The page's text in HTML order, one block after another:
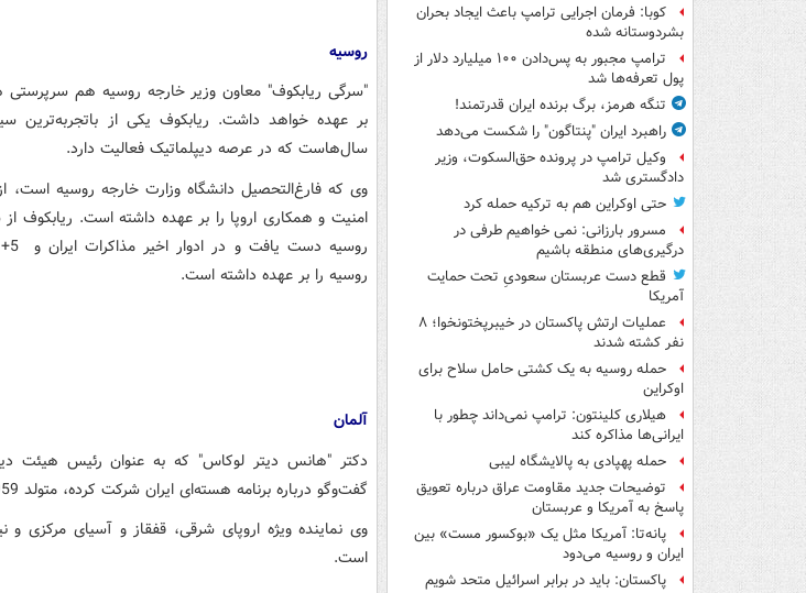
کوبا: فرمان اجرایی ترامپ باعث ایجاد بحران
بشردوستانه شده
ترامپ مجبور به پس‌دادن ۱۰۰ میلیارد دلار از
پول تعرفه‌ها شد
تنگه هرمز، برگ برنده ایران قدرتمند!
راهبرد ایران "پنتاگون" را شکست می‌دهد
وکیل ترامپ در پرونده حق‌السکوت، وزیر
دادگستری شد
حتی اوکراین هم به ترکیه حمله کرد
مسرور بارزانی: نمی خواهیم طرفی در
درگیری‌های منطقه باشیم
قطع دست عربستان سعودیِ تحت حمایت
آمریکا
عملیات ارتش پاکستان در خیبرپختونخوا؛ ۸
نفر کشته شدند
حمله روسیه به یک کشتی حامل سلاح برای
اوکراین
هیلاری کلینتون: ترامپ نمی‌داند چطور با
ایرانی‌ها مذاکره کند
حمله پهپادی به پالایشگاه لیبی
توضیحات جدید مقاومت عراق درباره تعویق
پاسخ به آمریکا و عربستان
پانه‌تا: آمریکا مثل یک «بوکسور مست» بین
ایران و روسیه می‌دود
پاکستان: باید در برابر اسرائیل متحد شویم
روسیه
"سرگی ریابکوف" معاون وزیر خارجه روسیه هم
بر عهده خواهد داشت. ریابکوف یکی از باتجربه‌ترین
سال‌هاست که در عرصه دیپلماتیک فعالیت دارد.
امنیت و همکاری اروپا را بر عهده داشته است. ریابکوف
روسیه دست یافت و در ادوار اخیر مذاکرات ایران و
روسیه را بر عهده داشته است.
آلمان
دکتر "هانس دیتر لوکاس" که به عنوان رئیس هیئت
گفت‌وگو درباره برنامه هسته‌ای ایران شرکت کرده، ‌متولد 1959 است
وی نماینده ویژه اروپای شرقی، قفقاز و آسیای مرکزی و
است.